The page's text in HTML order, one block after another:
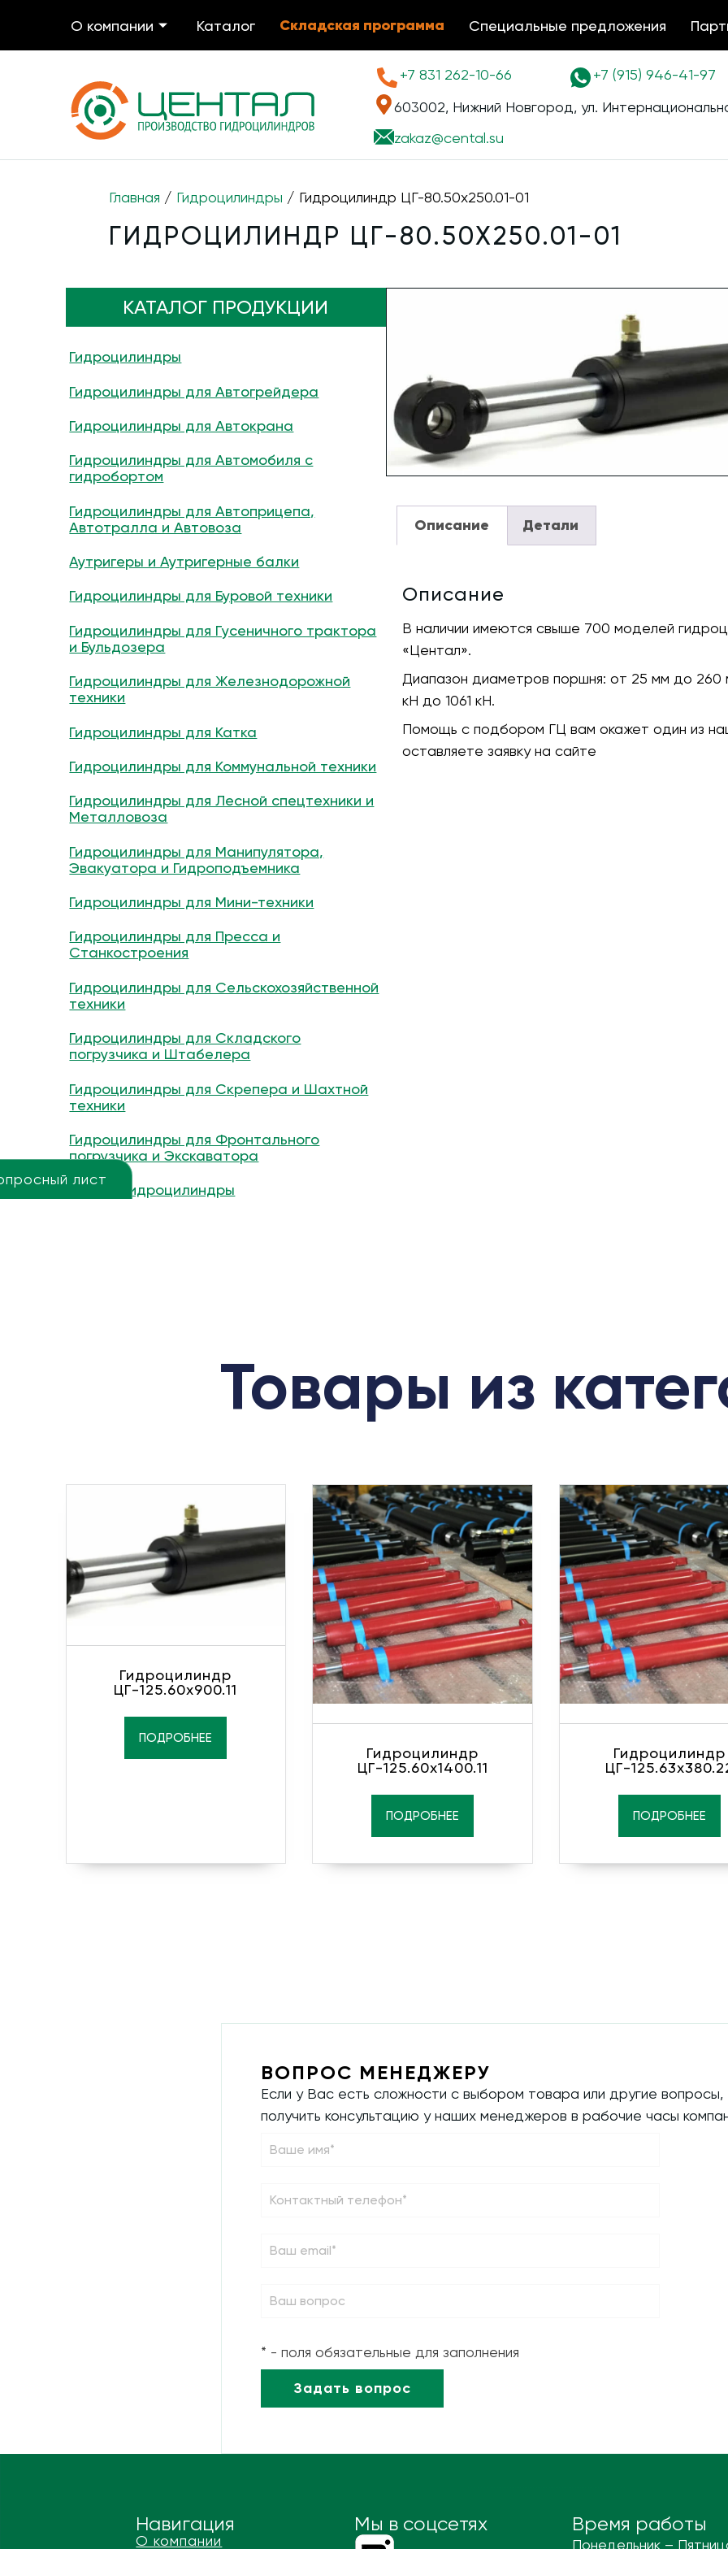
О компании Каталог Складская программа Специальные предложения
+7 831 262-10-66
+7 (915) 946-41-97
603002, Нижний Новгород, ул.
zakaz@cental.su
лист
Главная / Гидроцилиндры / Гидроцилиндр ЦГ-80.50х250.01-01
ГИДРОЦИЛИНДР ЦГ-80.50Х250.01-01
КАТАЛОГ ПРОДУКЦИИ
Гидроцилиндры
Гидроцилиндры для Автогрейдера
Гидроцилиндры для Автокрана
Гидроцилиндры для Автомобиля с
гидробортом
Гидроцилиндры для Автоприцепа,
Автотралла и Автовоза
Аутригеры и Аутригерные балки
Гидроцилиндры для Буровой техники
Гидроцилиндры для Гусеничного трактора
и Бульдозера
Гидроцилиндры для Железнодорожной
техники
Гидроцилиндры для Катка
Гидроцилиндры для Коммунальной техники
Гидроцилиндры для Лесной спецтехники и
Металловоза
Гидроцилиндры для Манипулятора,
Эвакуатора и Гидроподъемника
Гидроцилиндры для Мини-техники
Гидроцилиндры для Пресса и
Станкостроения
Гидроцилиндры для Сельскохозяйственной
техники
Гидроцилиндры для Складского
погрузчика и Штабелера
Гидроцилиндры для Скрепера и Шахтной
техники
Гидроцилиндры для Фронтального
погрузчика и Экскаватора
Другие гидроцилиндры
Описание Детали
Описание
В наличии имеются свыше 700 моделей
«Центал».
Диапазон диаметров поршня: от 25 мм до 260
кH до 1061 кН.
Помощь с подбором ГЦ вам окажет один из
оставляете заявку на сайте
Товары из
Гидроцилиндр
ЦГ-125.60х900.11
ПОДРОБНЕЕ
Гидроцилиндр
ЦГ-125.60х1400.11
ПОДРОБНЕЕ
Гидроцилиндр
ЦГ-
ПОДРОБНЕЕ
ВОПРОС МЕНЕДЖЕРУ
Если у Вас есть сложности с выбором товара или другие
получить консультацию у наших менеджеров в рабочие часы
* - поля обязательные для заполнения
Навигация
О компании
Мы в соцсетях Время работы
Понедельник –